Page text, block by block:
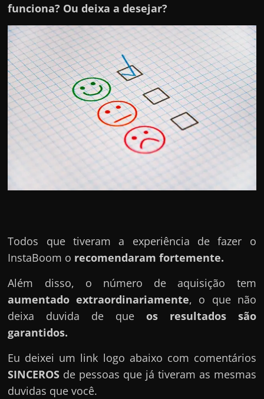
funciona? Ou deixa a desejar?
Todos que tiveram a experiência de fazer o
InstaBoom o recomendaram fortemente.
Além disso, o número de aquisição tem
aumentado extraordinariamente, o que não
deixa duvida de que os resultados são
garantidos.
Eu deixei um link logo abaixo com comentários
SINCEROS de pessoas que já tiveram as mesmas
duvidas que você.